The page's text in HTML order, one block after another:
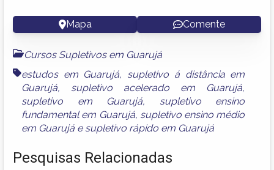
Mapa Comente
Cursos Supletivos em Guarujá
estudos em Guarujá, supletivo á distância em
Guarujá, supletivo acelerado em Guarujá,
supletivo em Guarujá, supletivo ensino
fundamental em Guarujá, supletivo ensino médio
em Guarujá e supletivo rápido em Guarujá
Pesquisas Relacionadas